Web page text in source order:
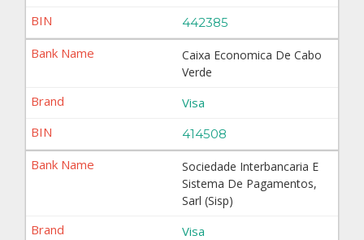
442385
Caixa Economica De Cabo
Verde
Visa
414508
Sociedade Interbancaria E
Sistema De Pagamentos,
Sarl (Sisp)
Visa